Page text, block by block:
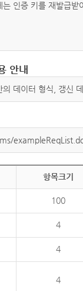
인증 키를 재발급받
안내
데이터 형식, 갱신
항목크기
100
4
4
4